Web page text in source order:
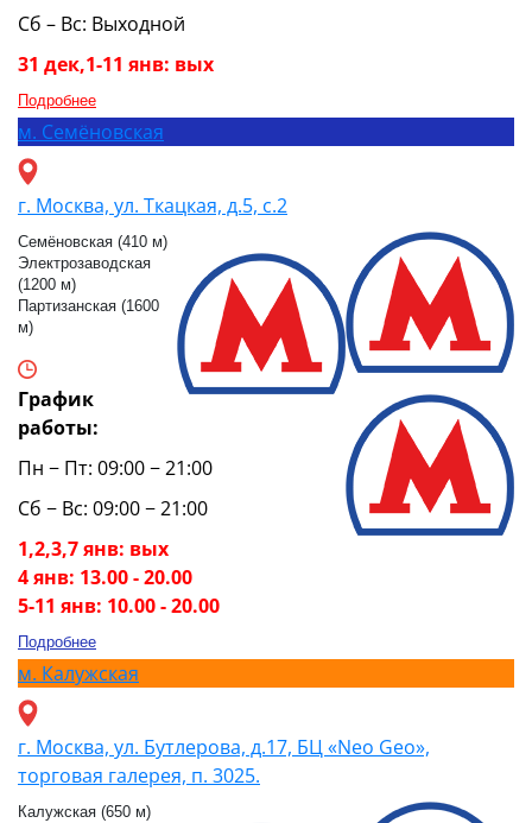
Сб – Вс: Выходной
31 дек,1-11 янв: вых
Подробнее
м. Семёновская
г. Москва, ул. Ткацкая, д.5, с.2
Семёновская (410 м)
Электрозаводская
(1200 м)
Партизанская (1600
м)
График
работы:
Пн − Пт: 09:00 − 21:00
Сб − Вс: 09:00 − 21:00
1,2,3,7 янв: вых
4 янв: 13.00 - 20.00
5-11 янв: 10.00 - 20.00
Подробнее
м. Калужская
г. Москва, ул. Бутлерова, д.17, БЦ «Neo Geo»,
торговая галерея, п. 3025.
Калужская (650 м)